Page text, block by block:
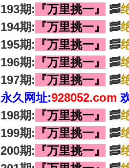
193期: 『万里挑一』 🥓
194期: 『万里挑一』 🥓
195期: 『万里挑一』 🥓
196期: 『万里挑一』 🥓
197期: 『万里挑一』 🥓
永久网址:928052.com
198期: 『万里挑一』 🥓
199期: 『万里挑一』 🥓
200期: 『万里挑一』 🥓